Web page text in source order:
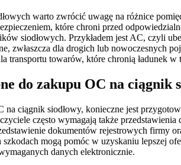
warto zwrócić uwagę na różnice
które chroni przed
siodłowych. Przykładem jest AC, czyli
zwłaszcza dla drogich lub nowoczesnych
transportu towarów, które chronią ładunek w
do zakupu OC na ciągnik
ciągnik siodłowy, konieczne jest
często wymagają także
dokumentów rejestrowych
mogą pomóc w uzyskaniu lepszej
danych elektronicznie.